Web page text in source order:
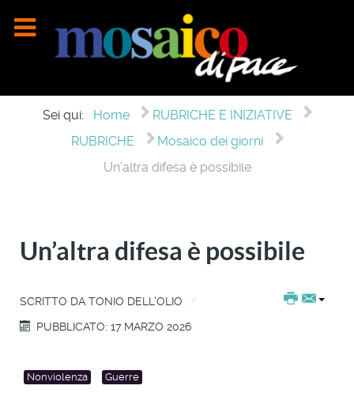
Sei qui: Home
RUBRICHE E INIZIATIVE
RUBRICHE
Mosaico dei giorni
Un’altra difesa è possibile
Un’altra difesa è possibile
SCRITTO DA TONIO DELL'OLIO
PUBBLICATO: 17 MARZO 2026
Nonviolenza Guerre